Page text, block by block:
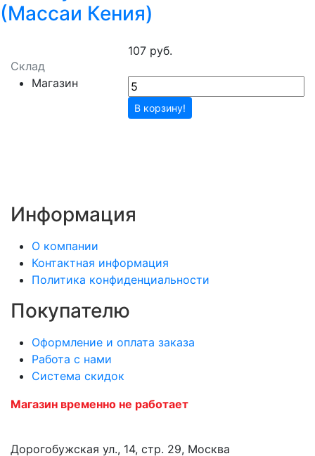
(Массаи Кения)
Склад
Магазин
107 руб.
В корзину!
Информация
О компании
Контактная информация
Политика конфиденциальности
Покупателю
Оформление и оплата заказа
Работа с нами
Система скидок
Магазин временно не работает
Дорогобужская ул., 14, стр. 29, Москва